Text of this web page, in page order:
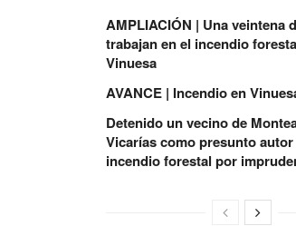
AMPLIACIÓN | Una veintena
trabajan en el incendio
Vinuesa
AVANCE | Incendio en
Detenido un vecino de
Vicarías como presunto
incendio forestal por